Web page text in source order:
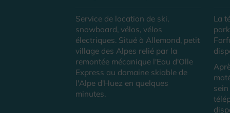
Service de location de ski,
snowboard, vélos, vélos
électriques. Situé à Allemond, petit
village des Alpes relié par la
remontée mécanique l'Eau d'Olle
Express au domaine skiable de
l'Alpe d'Huez en quelques
minutes.
La